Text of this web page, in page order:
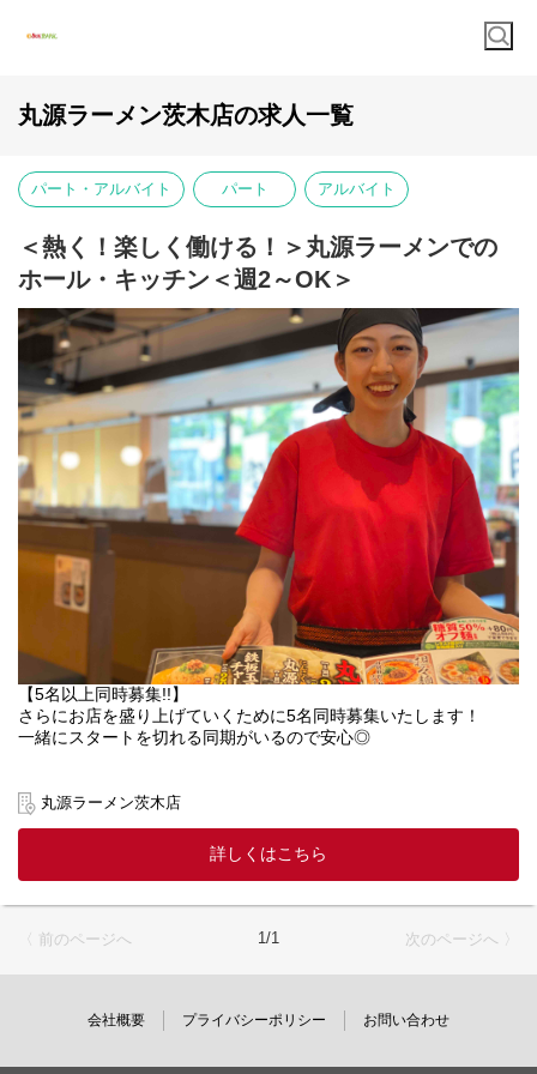
丸源ラーメン茨木店の求人一覧
パート・アルバイト パート アルバイト
＜熱く！楽しく働ける！＞丸源ラーメンでの
ホール・キッチン＜週2～OK＞
【5名以上同時募集!!】
さらにお店を盛り上げていくために5名同時募集いたします！
一緒にスタートを切れる同期がいるので安心◎
【具体的には】
①ホール
◆レジ
◆料理提供
丸源ラーメン茨木店
詳しくはこちら
〈 前のページへ 1/1 次のページへ 〉
会社概要 プライバシーポリシー お問い合わせ